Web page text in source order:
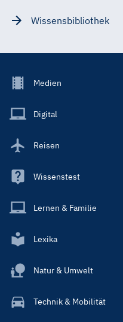
Wissensbibliothek
Footer
Main
Medien
Digital
Reisen
Wissenstest
Lernen & Familie
Lexika
Natur & Umwelt
Technik & Mobilität